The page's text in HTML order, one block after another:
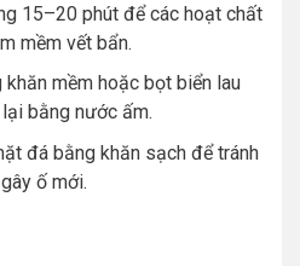
15–20 phút để các hoạt chất
mềm vết bẩn.
khăn mềm hoặc bọt biển lau
bằng nước ấm.
đá bằng khăn sạch để tránh
ố mới.